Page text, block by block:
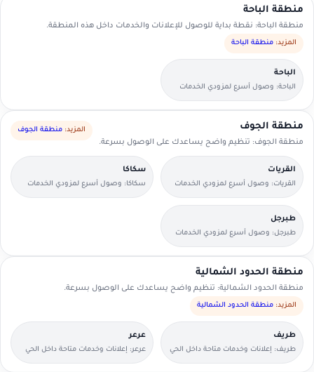
منطقة الباحة
منطقة الباحة: نقطة بداية للوصول للإعلانات والخدمات داخل هذه المنطقة.
المزيد: منطقة الباحة
الباحة
الباحة: وصول أسرع لمزودي الخدمات
القريبين منك.
منطقة الجوف
منطقة الجوف: تنظيم واضح يساعدك على الوصول بسرعة.
المزيد: منطقة الجوف
القريات
القريات: وصول أسرع لمزودي الخدمات
القريبين منك.
سكاكا
سكاكا: وصول أسرع لمزودي الخدمات
القريبين منك.
طبرجل
طبرجل: وصول أسرع لمزودي الخدمات
القريبين منك.
منطقة الحدود الشمالية
منطقة الحدود الشمالية: تنظيم واضح يساعدك على الوصول بسرعة.
المزيد: منطقة الحدود الشمالية
طريف
طريف: إعلانات وخدمات متاحة داخل الحي
مع وسائل تواصل مباشرة.
عرعر
عرعر: إعلانات وخدمات متاحة داخل الحي
مع وسائل تواصل مباشرة.